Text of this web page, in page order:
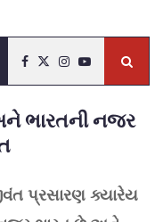
ભારતની નજર
પ્રસારણ ક્યારેય